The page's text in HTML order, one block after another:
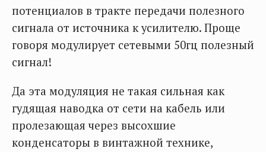
потенциалов в тракте передачи полезного
сигнала от источника к усилителю. Проще
говоря модулирует сетевыми 50гц полезный
сигнал!
Да эта модуляция не такая сильная как
гудящая наводка от сети на кабель или
пролезающая через высохшие
конденсаторы в винтажной технике,